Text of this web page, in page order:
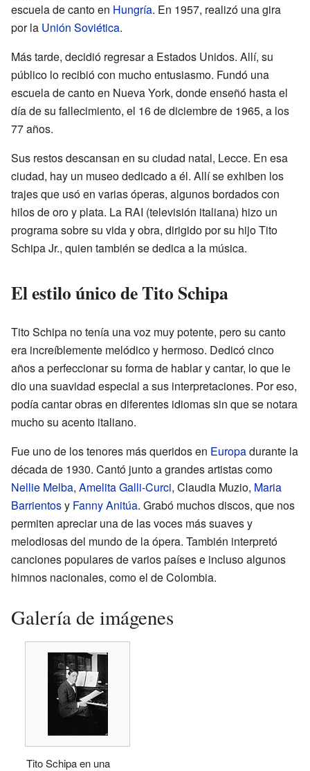
escuela de canto en Hungría. En 1957, realizó una gira
por la Unión Soviética.
Más tarde, decidió regresar a Estados Unidos. Allí, su
público lo recibió con mucho entusiasmo. Fundó una
escuela de canto en Nueva York, donde enseñó hasta el
día de su fallecimiento, el 16 de diciembre de 1965, a los
77 años.
Sus restos descansan en su ciudad natal, Lecce. En esa
ciudad, hay un museo dedicado a él. Allí se exhiben los
trajes que usó en varias óperas, algunos bordados con
hilos de oro y plata. La RAI (televisión italiana) hizo un
programa sobre su vida y obra, dirigido por su hijo Tito
Schipa Jr., quien también se dedica a la música.
El estilo único de Tito Schipa
Tito Schipa no tenía una voz muy potente, pero su canto
era increíblemente melódico y hermoso. Dedicó cinco
años a perfeccionar su forma de hablar y cantar, lo que le
dio una suavidad especial a sus interpretaciones. Por eso,
podía cantar obras en diferentes idiomas sin que se notara
mucho su acento italiano.
Fue uno de los tenores más queridos en Europadurante la
década de 1930. Cantó junto a grandes artistas como
Nellie Melba, Amelita Galli-Curci, Claudia Muzio, Maria
Barrientosy Fanny Anitúa. Grabó muchos discos, que nos
permiten apreciar una de las voces más suaves y
melodiosas del mundo de la ópera. También interpretó
canciones populares de varios países e incluso algunos
himnos nacionales, como el de Colombia.
Galería de imágenes
Tito Schipa en una